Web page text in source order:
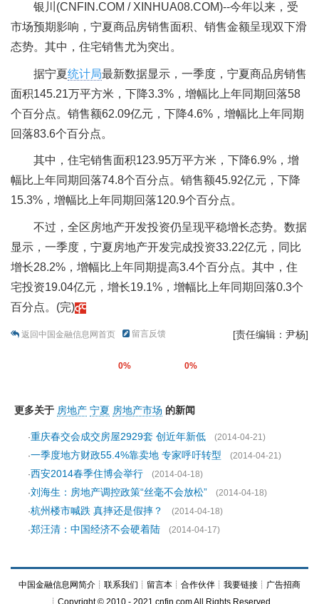
银川(CNFIN.COM / XINHUA08.COM)--今年以来，受
市场预期影响，宁夏商品房销售面积、销售金额呈现双下滑
态势。其中，住宅销售尤为突出。
据宁夏统计局最新数据显示，一季度，宁夏商品房销售
面积145.21万平方米，下降3.3%，增幅比上年同期回落58
个百分点。销售额62.09亿元，下降4.6%，增幅比上年同期
回落83.6个百分点。
其中，住宅销售面积123.95万平方米，下降6.9%，增
幅比上年同期回落74.8个百分点。销售额45.92亿元，下降
15.3%，增幅比上年同期回落120.9个百分点。
不过，全区房地产开发投资仍呈现平稳增长态势。数据
显示，一季度，宁夏房地产开发完成投资33.22亿元，同比
增长28.2%，增幅比上年同期提高3.4个百分点。其中，住
宅投资19.04亿元，增长19.1%，增幅比上年同期回落0.3个
百分点。(完)
返回中国金融信息网首页 留言反馈 [责任编辑：尹杨]
0% 0%
更多关于 房地产 宁夏 房地产市场 的新闻
·重庆春交会成交房屋2929套 创近年新低
(2014-04-21)
·一季度地方财政55.4%靠卖地 专家呼吁转型
(2014-04-21)
·西安2014春季住博会举行
(2014-04-18)
·刘海生：房地产调控政策“丝毫不会放松”
(2014-04-18)
·杭州楼市喊跌 真摔还是假摔？
(2014-04-18)
·郑汪清：中国经济不会硬着陆 (2014-04-17)
中国金融信息网简介 ┊ 联系我们 ┊ 留言本 ┊ 合作伙伴 ┊ 我要链接 ┊ 广告招商
┊Copyright © 2010 - 2021 cnfin.com All Rights Reserved